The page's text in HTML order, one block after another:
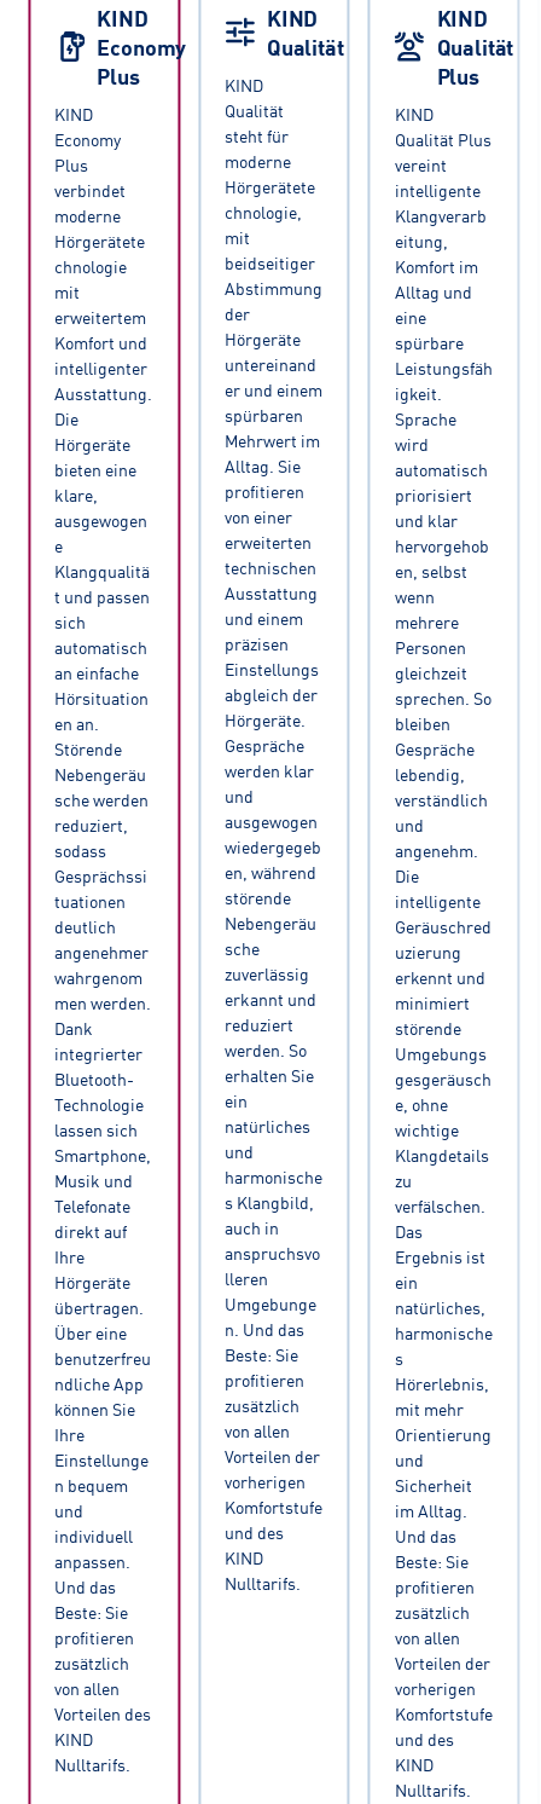
KIND
Economy
Plus
KIND
Economy
Plus
verbindet
moderne
Hörgerätete
chnologie
mit
erweitertem
Komfort und
intelligenter
Ausstattung.
Die
Hörgeräte
bieten eine
klare,
ausgewogen
e
Klangqualitä
t und passen
sich
automatisch
an einfache
Hörsituation
en an.
Störende
Nebengeräu
sche werden
reduziert,
sodass
Gesprächssi
tuationen
deutlich
angenehmer
wahrgenom
men werden.
Dank
integrierter
Bluetooth-
Technologie
lassen sich
Smartphone,
Musik und
Telefonate
direkt auf
Ihre
Hörgeräte
übertragen.
Über eine
benutzerfreu
ndliche App
können Sie
Ihre
Einstellunge
n bequem
und
individuell
anpassen.
Und das
Beste: Sie
profitieren
zusätzlich
von allen
Vorteilen des
KIND
Nulltarifs.
KIND
Qualität
KIND
Qualität
steht für
moderne
Hörgerätete
chnologie,
mit
beidseitiger
Abstimmung
der
Hörgeräte
untereinand
er und einem
spürbaren
Mehrwert im
Alltag. Sie
profitieren
von einer
erweiterten
technischen
Ausstattung
und einem
präzisen
Einstellungs
abgleich der
Hörgeräte.
Gespräche
werden klar
und
ausgewogen
wiedergegeb
en, während
störende
Nebengeräu
sche
zuverlässig
erkannt und
reduziert
werden. So
erhalten Sie
ein
natürliches
und
harmonische
s Klangbild,
auch in
anspruchsvo
lleren
Umgebunge
n. Und das
Beste: Sie
profitieren
zusätzlich
von allen
Vorteilen der
vorherigen
Komfortstufe
und des
KIND
Nulltarifs.
KIND
Qualität
Plus
KIND
Qualität Plus
vereint
intelligente
Klangverarb
eitung,
Komfort im
Alltag und
eine
spürbare
Leistungsfäh
igkeit.
Sprache
wird
automatisch
priorisiert
und klar
hervorgehob
en, selbst
wenn
mehrere
Personen
gleichzeit
sprechen. So
bleiben
Gespräche
lebendig,
verständlich
und
angenehm.
Die
intelligente
Geräuschred
uzierung
erkennt und
minimiert
störende
Umgebungs
gesgeräusch
e, ohne
wichtige
Klangdetails
zu
verfälschen.
Das
Ergebnis ist
ein
natürliches,
harmonische
s
Hörerlebnis,
mit mehr
Orientierung
und
Sicherheit
im Alltag.
Und das
Beste: Sie
profitieren
zusätzlich
von allen
Vorteilen der
vorherigen
Komfortstufe
und des
KIND
Nulltarifs.